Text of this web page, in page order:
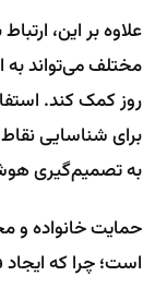
علاوه بر این،
مختلف می‌تواند به
برای شناسایی
به تصمیم‌گیری
حمایت خانواده و
است؛ چرا که